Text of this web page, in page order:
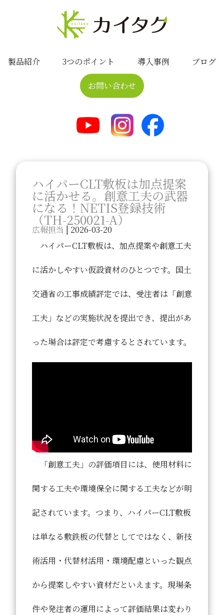
製品紹介 3つのポイント 導入事例 ブログ
お問い合わせ
ハイパーCLT敷板は加点提案
に活かせる。創意工夫の武器
になる！NETIS登録技術
（TH-250021-A）
広報担当 | 2026-03-20
ハイパーCLT敷板は、加点提案や創意工夫
に活かしやすい仮設資材のひとつです。国土
交通省の工事成績評定では、受注者は「創意
工夫」などの実施状況を提出でき、提出があ
った場合は評定で考慮するとされています。
「創意工夫」の評価項目には、使用材料に
関する工夫や環境保全に関する工夫などが明
記されています。つまり、ハイパーCLT敷板
は単なる敷鉄板の代替としてではなく、新技
術活用・代替材活用・環境配慮といった観点
から提案しやすい資材だといえます。現場条
件や発注者の運用によって評価結果は変わり